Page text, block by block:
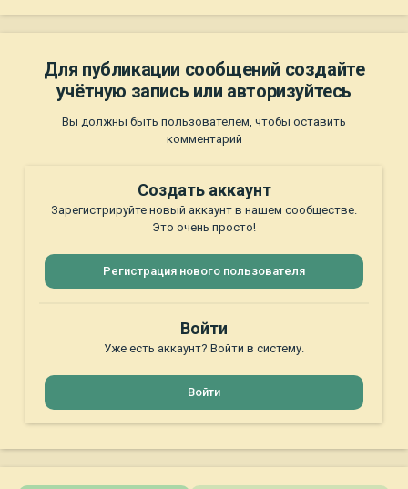
Для публикации сообщений создайте
учётную запись или авторизуйтесь
Вы должны быть пользователем, чтобы оставить
комментарий
Создать аккаунт
Зарегистрируйте новый аккаунт в нашем сообществе.
Это очень просто!
Регистрация нового пользователя
Войти
Уже есть аккаунт? Войти в систему.
Войти